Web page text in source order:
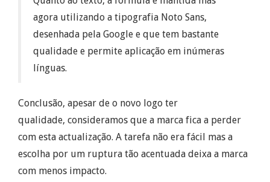
agora utilizando a tipografia Noto Sans,
desenhada pela Google e que tem bastante
qualidade e permite aplicação em inúmeras
línguas.
Conclusão, apesar de o novo logo ter
qualidade, consideramos que a marca fica a perder
com esta actualização. A tarefa não era fácil mas a
escolha por um ruptura tão acentuada deixa a marca
com menos impacto.